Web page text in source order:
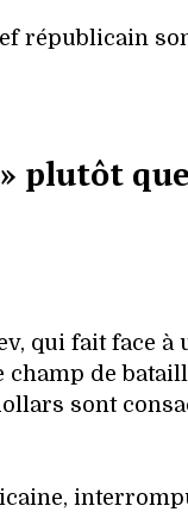
républicain
plutôt que
qui fait face à
de
sont